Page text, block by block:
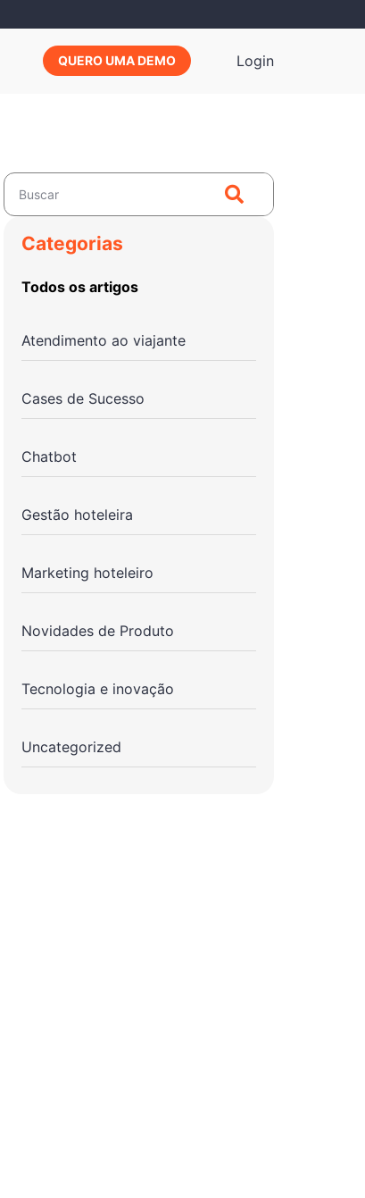
QUERO UMA DEMO Login
Categorias
Todos os artigos
Atendimento ao viajante
Cases de Sucesso
Chatbot
Gestão hoteleira
Marketing hoteleiro
Novidades de Produto
Tecnologia e inovação
Uncategorized